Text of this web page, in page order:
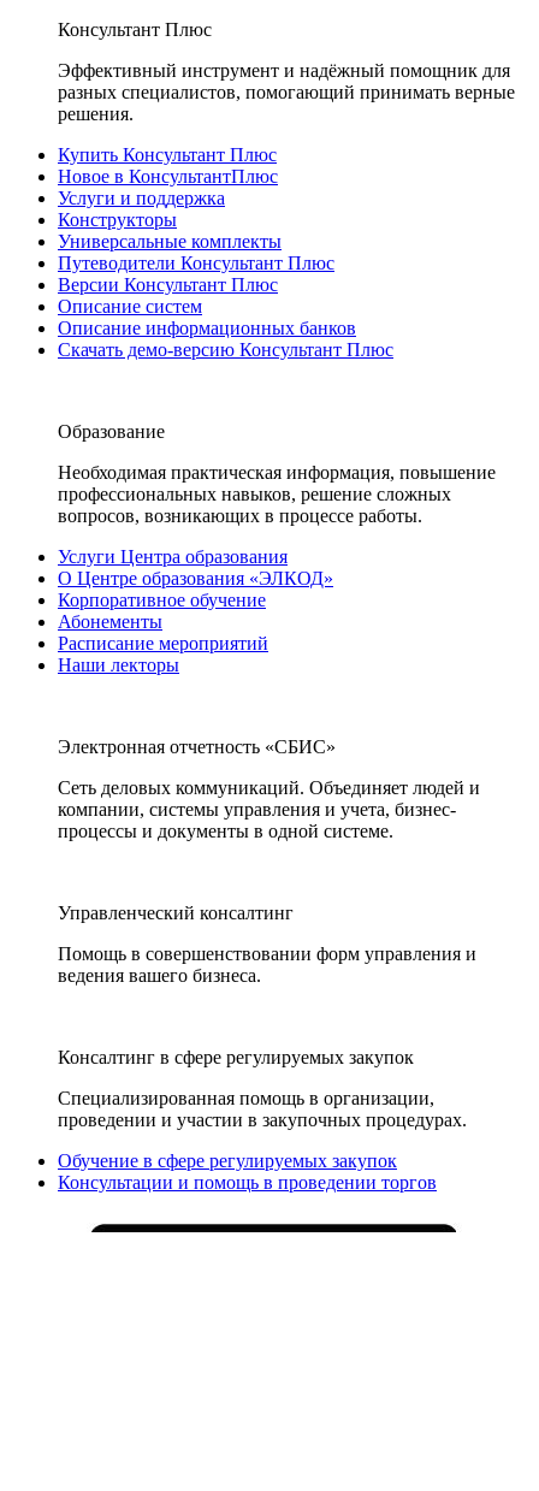
Консультант Плюс
Эффективный инструмент и надёжный помощник для
разных специалистов, помогающий принимать верные
решения.
Купить Консультант Плюс
Новое в КонсультантПлюс
Услуги и поддержка
Конструкторы
Универсальные комплекты
Путеводители Консультант Плюс
Версии Консультант Плюс
Описание систем
Описание информационных банков
Скачать демо-версию Консультант Плюс
Образование
Необходимая практическая информация, повышение
профессиональных навыков, решение сложных
вопросов, возникающих в процессе работы.
Услуги Центра образования
О Центре образования «ЭЛКОД»
Корпоративное обучение
Абонементы
Расписание мероприятий
Наши лекторы
Электронная отчетность «СБИС»
Сеть деловых коммуникаций. Объединяет людей и
компании, системы управления и учета, бизнес-
процессы и документы в одной системе.
Управленческий консалтинг
Помощь в совершенствовании форм управления и
ведения вашего бизнеса.
Консалтинг в сфере регулируемых закупок
Специализированная помощь в организации,
проведении и участии в закупочных процедурах.
Обучение в сфере регулируемых закупок
Консультации и помощь в проведении торгов